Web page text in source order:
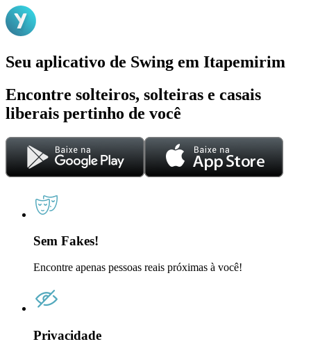
Seu aplicativo de Swing em Itapemirim
Encontre solteiros, solteiras e casais
liberais pertinho de você
Sem Fakes!
Encontre apenas pessoas reais próximas à você!
Privacidade